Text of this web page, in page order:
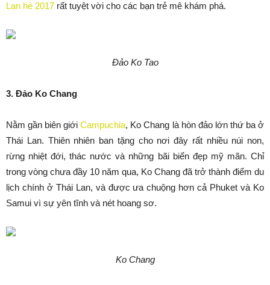
Lan hè 2017 rất tuyệt vời cho các bạn trẻ mê khám phá.
Đảo Ko Tao
3. Đảo Ko Chang
Nằm gần biên giớiCampuchia, Ko Chang là hòn đảo lớn thứ ba ở
Thái Lan. Thiên nhiên ban tặng cho nơi đây rất nhiều núi non,
rừng nhiệt đới, thác nước và những bãi biển đẹp mỹ mãn. Chỉ
trong vòng chưa đầy 10 năm qua, Ko Chang đã trở thành điểm du
lịch chính ở Thái Lan, và được ưa chuộng hơn cả Phuket và Ko
Samui vì sự yên tĩnh và nét hoang sơ.
Ko Chang